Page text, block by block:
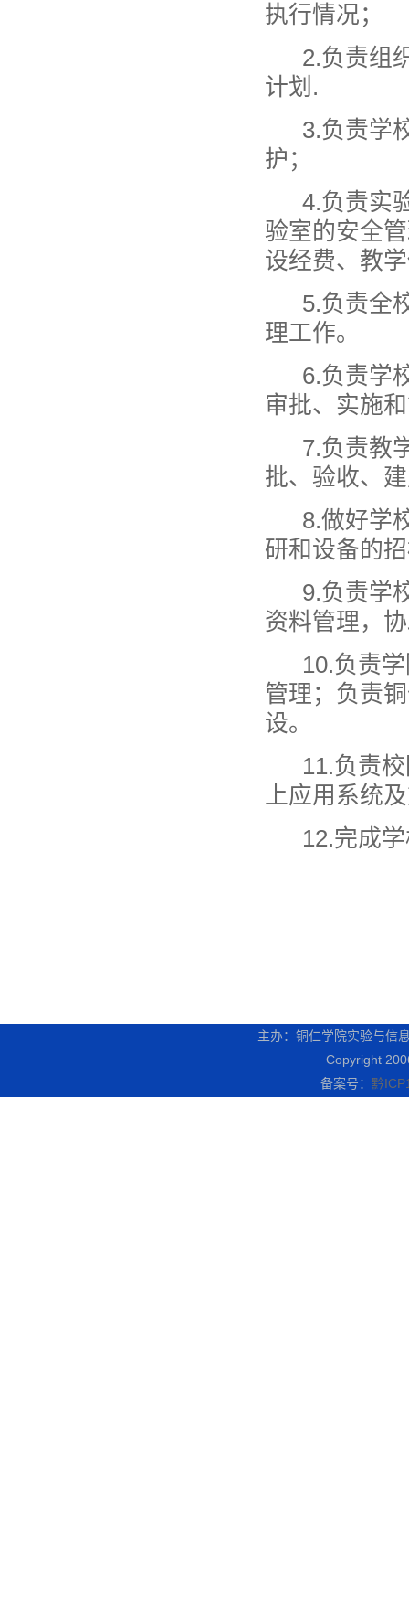
执行情况；
2.负责组
计划.
3.负责学
护；
4.负责实
验室的安全
设经费、教
5.负责全
理工作。
6.负责学
审批、实施
7.负责教
批、验收、
8.做好学
研和设备的
9.负责学
资料管理，
10.负责
管理；负责
设。
11.负责
上应用系统
12.完成
主办：铜仁学院实验与
Copyright
备案号： 黔